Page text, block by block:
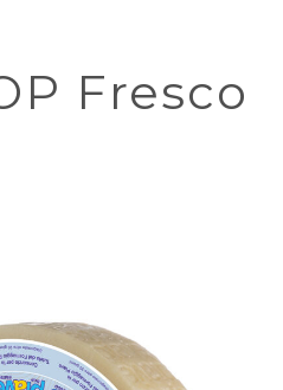
Fresco